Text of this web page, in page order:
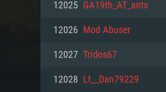
12025 GA19th_AT_ants
12026 Mod Abuser
12027 Tridos67
12028 Lt__Dan79229